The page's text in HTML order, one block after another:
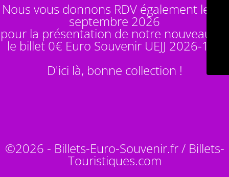
Nous vous donnons RDV également le 14
septembre 2026
pour la présentation de notre nouveauté :
le billet 0€ Euro Souvenir UEJJ 2026-10
D'ici là, bonne collection !
©2026 - Billets-Euro-Souvenir.fr / Billets-
Touristiques.com